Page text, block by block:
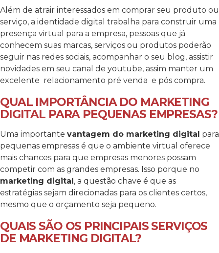
Além de atrair interessados em comprar seu produto ou
serviço, a identidade digital trabalha para construir uma
presença virtual para a empresa, pessoas que já
conhecem suas marcas, serviços ou produtos poderão
seguir nas redes sociais, acompanhar o seu blog, assistir
novidades em seu canal de youtube, assim manter um
excelente relacionamento pré venda e pós compra.
QUAL IMPORTÂNCIA DO MARKETING
DIGITAL PARA PEQUENAS EMPRESAS?
Uma importante vantagem do marketing digital para
pequenas empresas é que o ambiente virtual oferece
mais chances para que empresas menores possam
competir com as grandes empresas. Isso porque no
marketing digital , a questão chave é que as
estratégias sejam direcionadas para os clientes certos,
mesmo que o orçamento seja pequeno.
QUAIS SÃO OS PRINCIPAIS SERVIÇOS
DE MARKETING DIGITAL?